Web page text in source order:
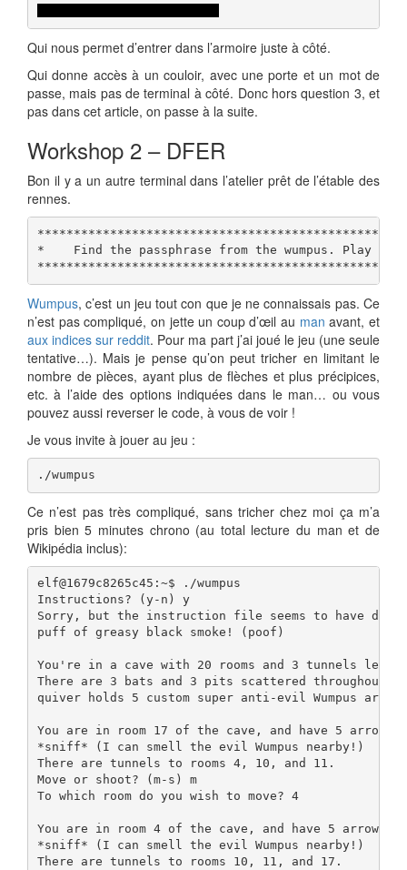
Qui nous permet d’entrer dans l’armoire juste à côté.
Qui donne accès à un couloir, avec une porte et un mot de
passe, mais pas de terminal à côté. Donc hors question 3, et
pas dans cet article, on passe à la suite.
Workshop 2 – DFER
Bon il y a un autre terminal dans l’atelier prêt de l’étable des
rennes.
*    Find the passphrase from the wumpus. Play
Wumpus, c’est un jeu tout con que je ne connaissais pas. Ce
n’est pas compliqué, on jette un coup d’œil au man avant, et
aux indices sur reddit. Pour ma part j’ai joué le jeu (une seule
tentative…). Mais je pense qu’on peut tricher en limitant le
nombre de pièces, ayant plus de flèches et plus précipices,
etc. à l’aide des options indiquées dans le man… ou vous
pouvez aussi reverser le code, à vous de voir !
Je vous invite à jouer au jeu :
./wumpus
Ce n’est pas très compliqué, sans tricher chez moi ça m’a
pris bien 5 minutes chrono (au total lecture du man et de
Wikipédia inclus):
elf@1679c8265c45:~$ ./wumpus
Instructions? (y-n) y
Sorry, but the instruction file seems to have
puff of greasy black smoke! (poof)
You're in a cave with 20 rooms and 3 tunnels
There are 3 bats and 3 pits scattered throughout
quiver holds 5 custom super anti-evil Wumpus
You are in room 17 of the cave, and have 5
*sniff* (I can smell the evil Wumpus nearby!)
There are tunnels to rooms 4, 10, and 11.
Move or shoot? (m-s) m
To which room do you wish to move? 4
You are in room 4 of the cave, and have 5 arrows
*sniff* (I can smell the evil Wumpus nearby!)
There are tunnels to rooms 10, 11, and 17.